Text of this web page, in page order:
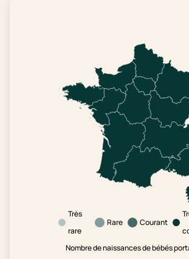
Très
rare
Rare Courant
Nombre de naissances de bébés